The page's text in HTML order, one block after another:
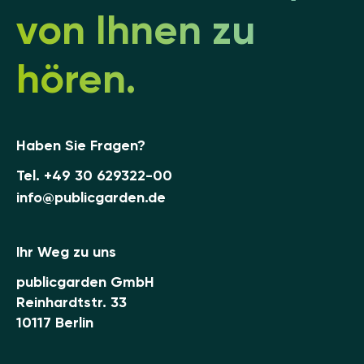
von Ihnen zu
hören.
Haben Sie Fragen?
Tel. +49 30 629322-00
info@publicgarden.de
Ihr Weg zu uns
publicgarden GmbH
Reinhardtstr. 33
10117 Berlin